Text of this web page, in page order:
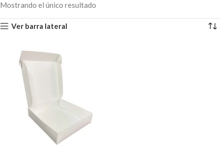
Mostrando el único resultado
Ver barra lateral